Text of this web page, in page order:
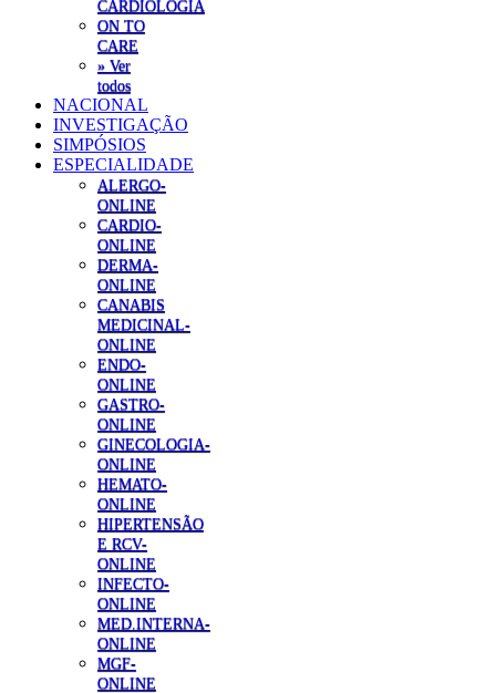
CARDIOLOGIA
ON TO
CARE
» Ver
todos
NACIONAL
INVESTIGAÇÃO
SIMPÓSIOS
ESPECIALIDADE
ALERGO-
ONLINE
CARDIO-
ONLINE
DERMA-
ONLINE
CANABIS
MEDICINAL-
ONLINE
ENDO-
ONLINE
GASTRO-
ONLINE
GINECOLOGIA-
ONLINE
HEMATO-
ONLINE
HIPERTENSÃO
E RCV-
ONLINE
INFECTO-
ONLINE
MED.INTERNA-
ONLINE
MGF-
ONLINE